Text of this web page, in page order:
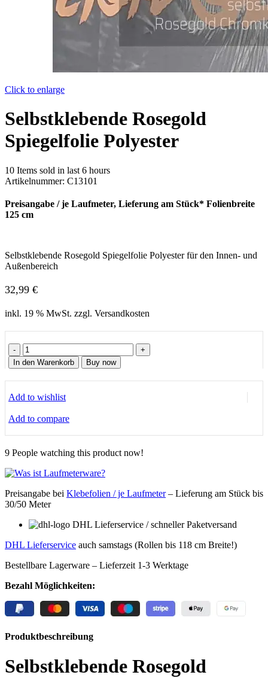
Click to enlarge
Selbstklebende Rosegold
Spiegelfolie Polyester
10 Items sold in last 6 hours
Artikelnummer: C13101
Preisangabe / je Laufmeter, Lieferung am Stück* Folienbreite
125 cm
Selbstklebende Rosegold Spiegelfolie Polyester für den Innen- und
Außenbereich
32,99 €
inkl. 19 % MwSt. zzgl. Versandkosten
Selbstklebende
Rosegold
Spiegelfolie
Polyester
In den Warenkorb Buy now
Add to wishlist
Add to compare
9 People watching this product now!
Preisangabe bei Klebefolien / je Laufmeter– Lieferung am Stück bis
30/50 Meter
DHL Lieferservice / schneller Paketversand
DHL Lieferservice auch samstags (Rollen bis 118 cm Breite!)
Bestellbare Lagerware – Lieferzeit 1-3 Werktage
Bezahl Möglichkeiten:
Produktbeschreibung
Selbstklebende Rosegold